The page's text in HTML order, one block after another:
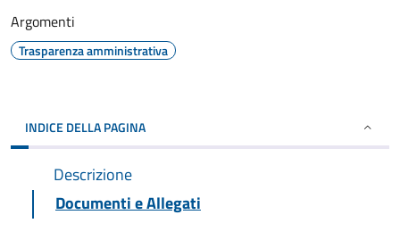
Argomenti
Trasparenza amministrativa
INDICE DELLA PAGINA
Descrizione
Documenti e Allegati